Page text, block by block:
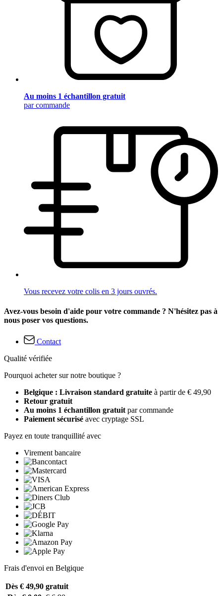
Au moins 1 échantillon gratuit
par commande
Vous recevez votre colis en 3 jours ouvrés.
Avez-vous besoin d'aide pour votre commande ? N'hésitez pas à
nous poser vos questions.
Contact
Qualité vérifiée
Pourquoi acheter sur notre boutique ?
Belgique : Livraison standard gratuite à partir de € 49,90
Retour gratuit
Au moins 1 échantillon gratuit par commande
Paiement sécurisé avec cryptage SSL
Payez en toute tranquillité avec
Virement bancaire
Frais d'envoi en Belgique
Dès € 49,90 gratuit